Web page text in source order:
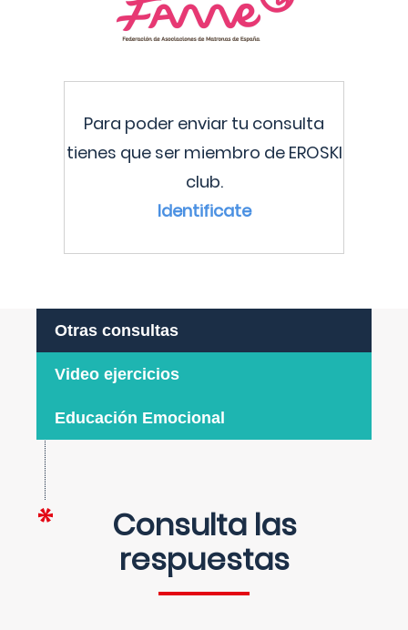
Para poder enviar tu consulta
tienes que ser miembro de EROSKI
club.
Identificate
Otras consultas
Video ejercicios
Educación Emocional
Consulta las
respuestas